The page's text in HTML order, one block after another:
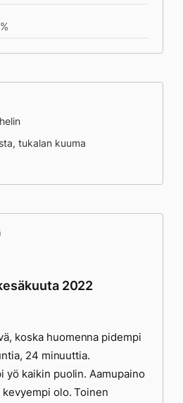
tukalan kuuma
2022
koska huomenna pidempi
24 minuuttia.
yö kaikin puolin. Aamupaino
olo. Toinen